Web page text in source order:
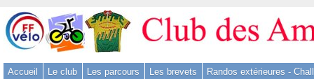
Aller
au
contenu
Aller
Accueil Le club Les parcours Les brevets Randos extérieures -